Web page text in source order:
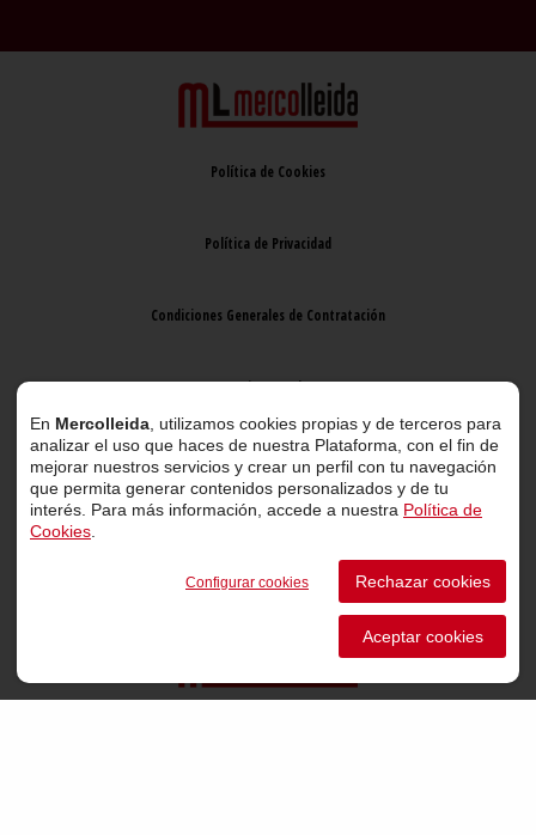
Política de Cookies
Política de Privacidad
Condiciones Generales de Contratación
Aviso Legal
© 2026 Mercolleida. Todos los derechos reservados.
ACTIUM Digital
En Mercolleida , utilizamos cookies propias y de terceros para
analizar el uso que haces de nuestra Plataforma, con el fin de
mejorar nuestros servicios y crear un perfil con tu navegación
que permita generar contenidos personalizados y de tu
interés. Para más información, accede a nuestra Política de
Cookies
Configurar cookies Rechazar cookies
Aceptar cookies